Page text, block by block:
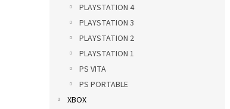
PLAYSTATION 4
PLAYSTATION 3
PLAYSTATION 2
PLAYSTATION 1
PS VITA
PS PORTABLE
XBOX